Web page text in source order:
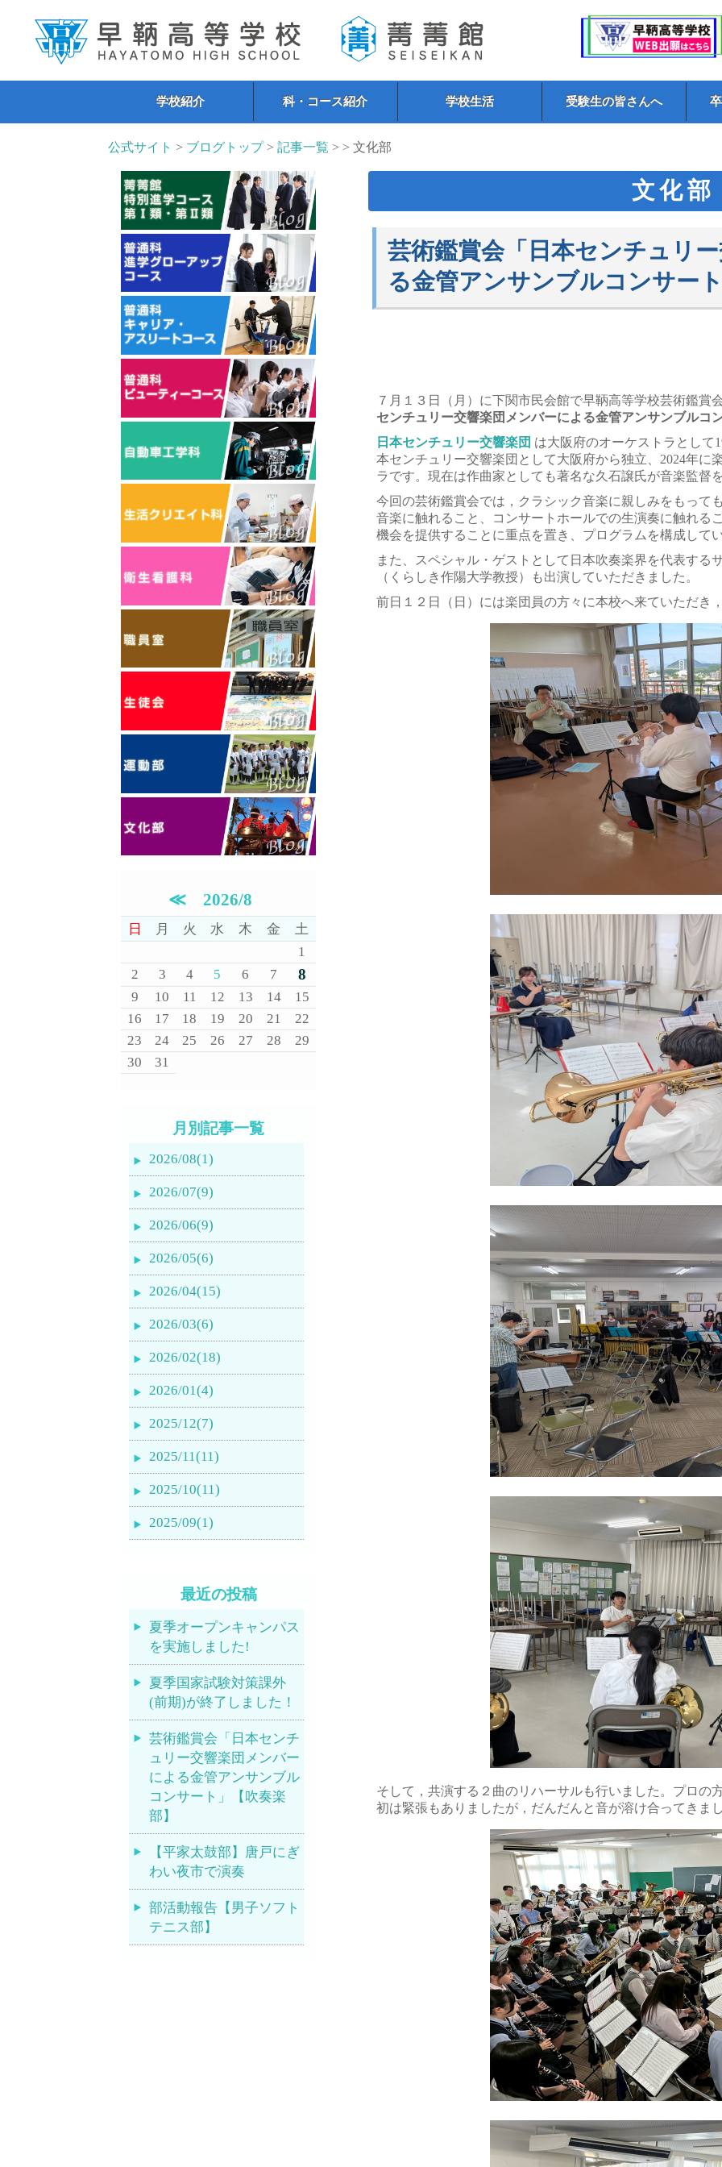
学校紹介 科・コース紹介 学校生活 受験生の皆さんへ
公式サイト > ブログトップ>記事一覧 > > 文化部
文化部
芸術鑑賞会「日本センチュリ
る金管アンサンブルコンサー
７月１３日（月）に下関市民会館で早鞆高等学校芸術鑑賞
センチュリー交響楽団メンバーによる金管アンサンブルコ
日本センチュリー交響楽団 は大阪府のオーケストラとして
本センチュリー交響楽団として大阪府から独立、2024年に
ラです。現在は作曲家としても著名な久石譲氏が音楽監督
今回の芸術鑑賞会では，クラシック音楽に親しみをもって
音楽に触れること、コンサートホールでの生演奏に触れる
機会を提供することに重点を置き、プログラムを構成して
また、スペシャル・ゲストとして日本吹奏楽界を代表する
（くらしき作陽大学教授）も出演していただきました。
前日１２日（日）には楽団員の方々に本校へ来ていただき
そして，共演する２曲のリハーサルも行いました。プロの
初は緊張もありましたが，だんだんと音が溶け合ってきま
≪2026/8
日 月 火 水 木 金
土
1
2
3 4 5 6 7 8
9 10 11 12 13 14
15
16
17 18 19 20 21
22
23
24 25 26 27 28
29
30
31
月別記事一覧
2026/08(1)
2026/07(9)
2026/06(9)
2026/05(6)
2026/04(15)
2026/03(6)
2026/02(18)
2026/01(4)
2025/12(7)
2025/11(11)
2025/10(11)
2025/09(1)
最近の投稿
夏季オープンキャンパス
を実施しました!
夏季国家試験対策課外
(前期)が終了しました！
芸術鑑賞会「日本センチ
ュリー交響楽団メンバー
による金管アンサンブル
コンサート」【吹奏楽
部】
【平家太鼓部】唐戸にぎ
わい夜市で演奏
部活動報告【男子ソフト
テニス部】